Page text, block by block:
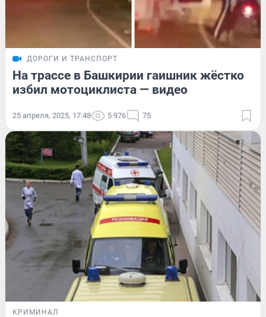
ДОРОГИ И ТРАНСПОРТ
На трассе в Башкирии гаишник жёстко
избил мотоциклиста — видео
25 апреля, 2025, 17:48 5 976 75
КРИМИНАЛ